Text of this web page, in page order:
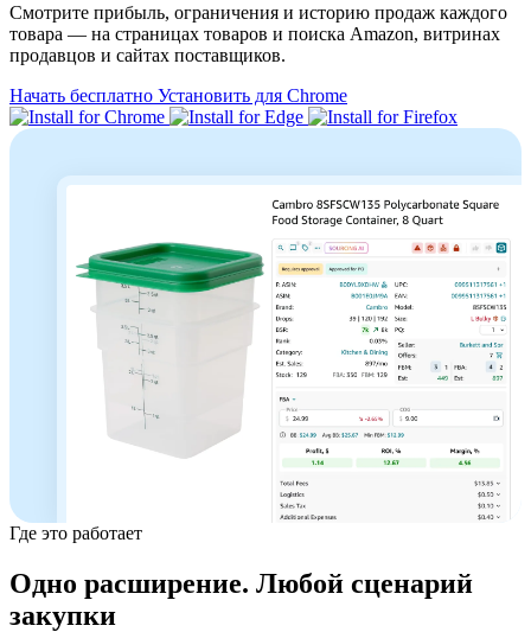
Смотрите прибыль, ограничения и историю продаж каждого
товара — на страницах товаров и поиска Amazon, витринах
продавцов и сайтах поставщиков.
Начать бесплатно Установить для Chrome
Где это работает
Одно расширение. Любой сценарий
закупки